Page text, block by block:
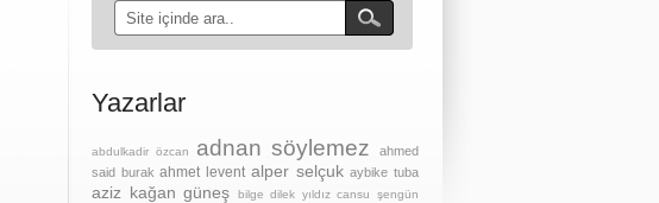
Yazarlar
abdulkadir özcan adnan söylemez
ahmed
said burak ahmet levent alper selçuk aybike tuba
aziz kağan güneş bilge dilek yıldız cansu şengün